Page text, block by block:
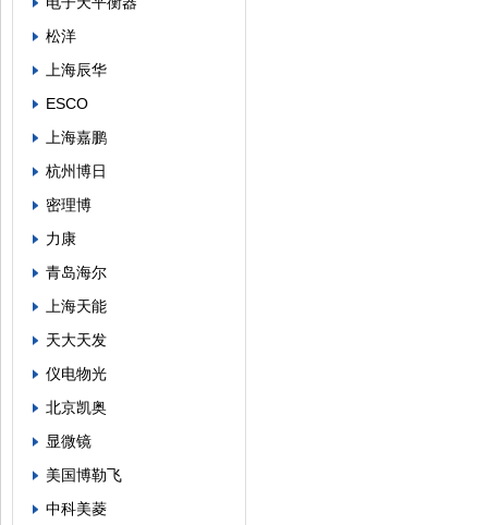
松洋
上海辰华
ESCO
上海嘉鹏
杭州博日
密理博
力康
青岛海尔
上海天能
天大天发
仪电物光
北京凯奥
显微镜
美国博勒飞
中科美菱